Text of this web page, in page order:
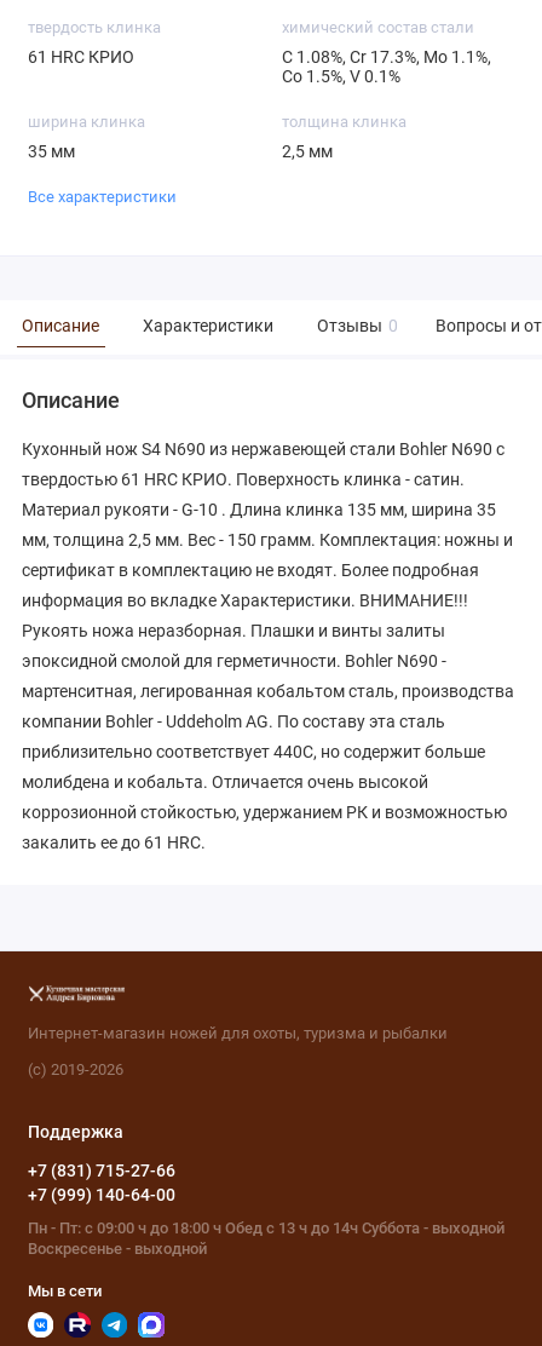
твердость клинка
61 HRC КРИО
химический состав стали
С 1.08%, Cr 17.3%, Mo 1.1%,
Со 1.5%, V 0.1%
ширина клинка
35 мм
толщина клинка
2,5 мм
Все характеристики
Описание Характеристики Отзывы 0 Вопросы и
Описание
Кухонный нож S4 N690 из нержавеющей стали Bohler N690 с
твердостью 61 HRC КРИО. Поверхность клинка - сатин.
Материал рукояти - G-10 . Длина клинка 135 мм, ширина 35
мм, толщина 2,5 мм. Вес - 150 грамм. Комплектация: ножны и
сертификат в комплектацию не входят. Более подробная
информация во вкладке Характеристики. ВНИМАНИЕ!!!
Рукоять ножа неразборная. Плашки и винты залиты
эпоксидной смолой для герметичности. Bohler N690 -
мартенситная, легированная кобальтом сталь, производства
компании Bоhler - Uddeholm AG. По составу эта сталь
приблизительно соответствует 440C, но содержит больше
молибдена и кобальта. Отличается очень высокой
коррозионной стойкостью, удержанием РК и возможностью
закалить ее до 61 HRC.
Интернет-магазин ножей для охоты, туризма и рыбалки
(с) 2019-2026
Поддержка
+7 (831) 715-27-66
+7 (999) 140-64-00
Пн - Пт: с 09:00 ч до 18:00 ч Обед с 13 ч до 14ч Суббота - выходной
Воскресенье - выходной
Мы в сети